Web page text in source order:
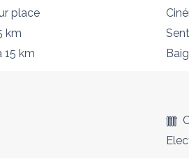
place
km
15 km